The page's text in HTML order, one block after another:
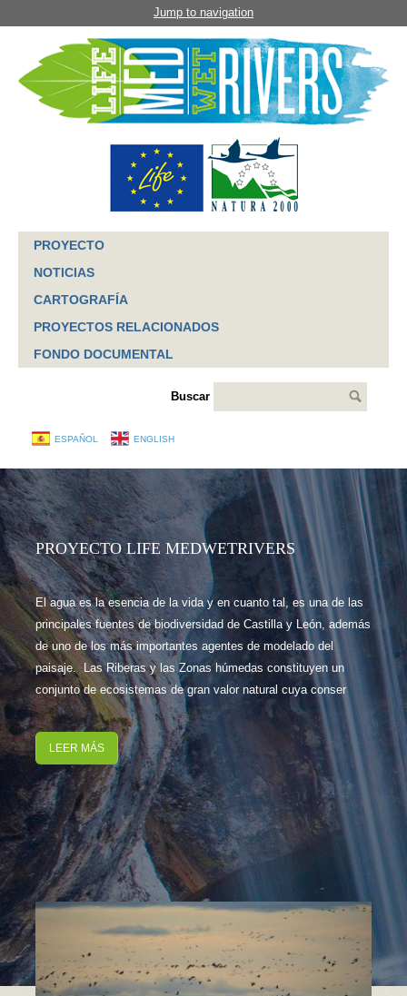
Jump to navigation
PROYECTO
NOTICIAS
CARTOGRAFÍA
PROYECTOS RELACIONADOS
FONDO DOCUMENTAL
Buscar
ESPAÑOL ENGLISH
PROYECTO LIFE MEDWETRIVERS
El agua es la esencia de la vida y en cuanto tal, es una de las
principales fuentes de biodiversidad de Castilla y León, además
de uno de los más importantes agentes de modelado del
paisaje. Las Riberas y las Zonas húmedas constituyen un
conjunto de ecosistemas de gran valor natural cuya conser
LEER MÁS